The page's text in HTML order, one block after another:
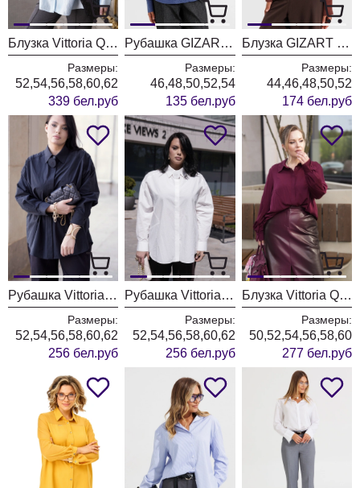
Блузка Vittoria Queen 30423 голубой
Размеры:
52,54,56,58,60,62
339 бел.руб
Рубашка GIZART 15450 синий + клетка
Размеры:
46,48,50,52,54
135 бел.руб
Блузка GIZART 15434 капучино + принт цветы
Размеры:
44,46,48,50,52
174 бел.руб
Рубашка Vittoria Queen 30273/1 черная
Размеры:
52,54,56,58,60,62
256 бел.руб
Рубашка Vittoria Queen 30273 молочный
Размеры:
52,54,56,58,60,62
256 бел.руб
Блузка Vittoria Queen 30103/3 бургунди
Размеры:
50,52,54,56,58,60
277 бел.руб